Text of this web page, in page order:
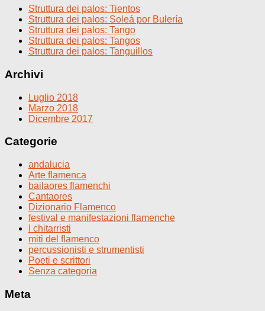
Struttura dei palos: Tientos
Struttura dei palos: Soleá por Bulería
Struttura dei palos: Tango
Struttura dei palos: Tangos
Struttura dei palos: Tanguillos
Archivi
Luglio 2018
Marzo 2018
Dicembre 2017
Categorie
andalucia
Arte flamenca
bailaores flamenchi
Cantaores
Dizionario Flamenco
festival e manifestazioni flamenche
I chitarristi
miti del flamenco
percussionisti e strumentisti
Poeti e scrittori
Senza categoria
Meta